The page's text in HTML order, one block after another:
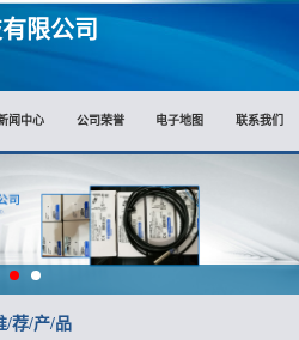
限公司
闻中心 公司荣誉 电子地图 联系我们
/荐/产/品